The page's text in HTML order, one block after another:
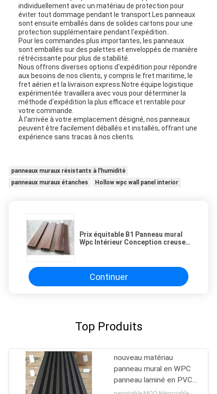
individuellement avec un matériau de protection pour
éviter tout dommage pendant le transport.Les panneaux
sont ensuite emballés dans de solides cartons pour une
protection supplémentaire pendant l'expédition..
Pour les commandes plus importantes, les panneaux
sont emballés sur des palettes et enveloppés de manière
rétrécissante pour plus de stabilité.
Nous offrons diverses options d'expédition pour répondre
aux besoins de nos clients, y compris le fret maritime, le
fret aérien et la livraison express.Notre équipe logistique
expérimentée travaillera avec vous pour déterminer la
méthode d'expédition la plus efficace et rentable pour
votre commande.
À l'arrivée à votre emplacement désigné, nos panneaux
peuvent être facilement déballés et installés, offrant une
expérience sans tracas à nos clients.
panneaux muraux résistants à l'humidité
panneaux muraux étanches
Hollow wpc wall panel interior
Prix équitable B1 Panneau mural
Wpc Intérieur Conception creuse
Continuer
Top Produits
nouveau matériau
panneau mural en WPC
panneau laminé en PVC
pour l'intérieur panneau